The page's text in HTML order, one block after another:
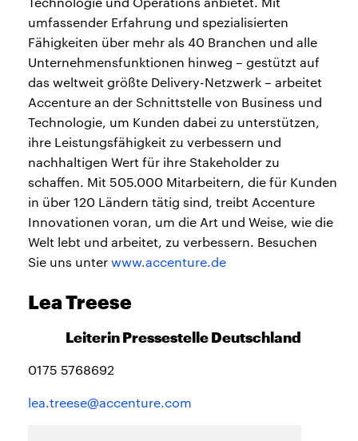
umfassender Erfahrung und spezialisierten
Fähigkeiten über mehr als 40 Branchen und alle
Unternehmensfunktionen hinweg – gestützt auf
das weltweit größte Delivery-Netzwerk – arbeitet
Accenture an der Schnittstelle von Business und
Technologie, um Kunden dabei zu unterstützen,
ihre Leistungsfähigkeit zu verbessern und
nachhaltigen Wert für ihre Stakeholder zu
schaffen. Mit 505.000 Mitarbeitern, die für Kunden
in über 120 Ländern tätig sind, treibt Accenture
Innovationen voran, um die Art und Weise, wie die
Welt lebt und arbeitet, zu verbessern. Besuchen
Sie uns unterwww.accenture.de
Lea Treese
Leiterin Pressestelle Deutschland
0175 5768692
lea.treese@accenture.com